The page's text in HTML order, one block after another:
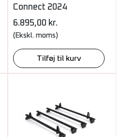
Connect 2024
6.895,00 kr.
(Ekskl. moms)
Tilføj til kurv